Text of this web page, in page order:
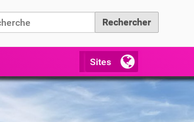
Chercher par